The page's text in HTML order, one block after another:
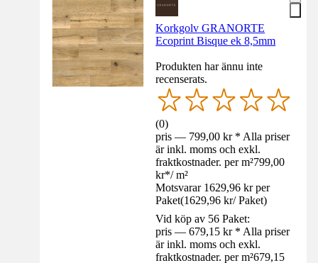
Korkgolv GRANORTE
Ecoprint Bisque ek 8,5mm
Produkten har ännu inte
recenserats.
(0)
pris — 799,00 kr * Alla priser
är inkl. moms och exkl.
fraktkostnader. per m²799,00
kr*/ m²
Motsvarar 1629,96 kr per
Paket(1629,96 kr/ Paket)
Vid köp av 56 Paket:
pris — 679,15 kr * Alla priser
är inkl. moms och exkl.
fraktkostnader. per m²679,15